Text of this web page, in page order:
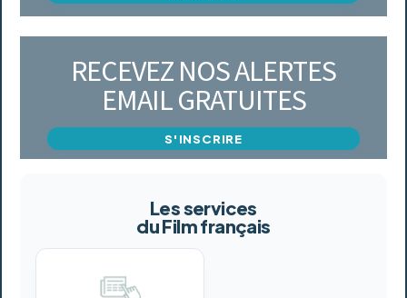
RECEVEZ NOS ALERTES
EMAIL GRATUITES
S'INSCRIRE
Les services
du Film français